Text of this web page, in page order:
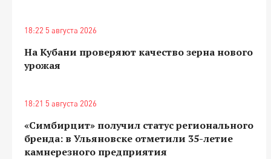
18:22 5 августа 2026
На Кубани проверяют качество зерна нового
урожая
18:21 5 августа 2026
«Симбирцит» получил статус регионального
бренда: в Ульяновске отметили 35-летие
камнерезного предприятия